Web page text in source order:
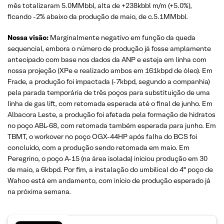
mês totalizaram 5.0MMbbl, alta de +238kbbl m/m (+5.0%),
ficando -2% abaixo da produção de maio, de c.5.1MMbbl.
Nossa visão: Marginalmente negativo em função da queda
sequencial, embora o número de produção já fosse amplamente
antecipado com base nos dados da ANP e esteja em linha com
nossa projeção (XPe e realizado ambos em 161kbpd de óleo). Em
Frade, a produção foi impactada (-7kbpd, segundo a companhia)
pela parada temporária de três poços para substituição de uma
linha de gas lift, com retomada esperada até o final de junho. Em
Albacora Leste, a produção foi afetada pela formação de hidratos
no poço ABL-68, com retomada também esperada para junho. Em
TBMT, o workover no poço OGX-44HP após falha do BCS foi
concluído, com a produção sendo retomada em maio. Em
Peregrino, o poço A-15 (na área isolada) iniciou produção em 30
de maio, a 6kbpd. Por fim, a instalação do umbilical do 4º poço de
Wahoo está em andamento, com início de produção esperado já
na próxima semana.